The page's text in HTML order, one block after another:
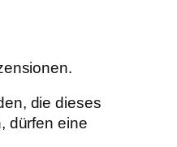
die dieses
dürfen eine